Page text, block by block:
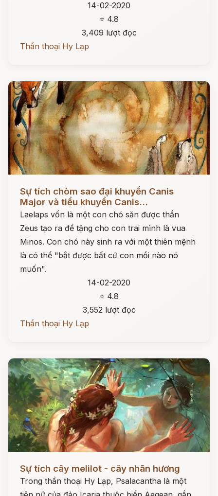
14-02-2020
⭐ 4.8
3,409 lượt đọc
Thần thoại Hy Lạp
Sự tích chòm sao đại khuyển Canis
Major và tiểu khuyển Canis...
Laelaps vốn là một con chó săn được thần
Zeus tạo ra để tặng cho con trai mình là vua
Minos. Con chó này sinh ra với một thiên mệnh
là có thể "bắt được bất cứ con mồi nào nó
muốn".
14-02-2020
⭐ 4.8
3,552 lượt đọc
Thần thoại Hy Lạp
Sự tích cây melilot - cây nhãn hương
Trong thần thoại Hy Lạp, Psalacantha là một